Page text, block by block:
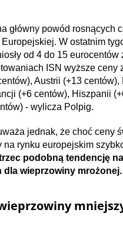
główny powód rosnących
W ostatnim
od 4 do 15 eurocentów
ISN wyższe ceny
Austrii (+13 centów),
(+6 centów), Hiszpanii
- wylicza Polpig.
jednak, że choć ceny
na rynku europejskim
podobną tendencję
dla wieprzowiny mrożonej.